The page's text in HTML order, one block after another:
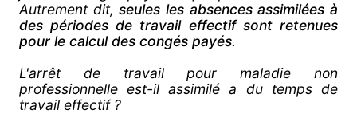
Autrement dit,seules les absences assimilées à
des périodes de travail effectif sont retenues
pour le calcul des congés payés.
L'arrêt de travail pour maladie non
professionnelle est-il assimilé a du temps de
travail effectif ?